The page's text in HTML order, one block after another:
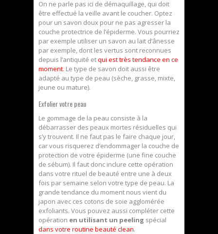
On ne parle pas ici de démaquillage, qui doit
être effectué la veille avant le coucher. Optez
pour un savon doux pour ne pas agresser la
couche protectrice de l’épiderme. Vous pourriez
par exemple utiliser un savon au lait d’ânesse
par exemple, dont les vertus sont reconnues
depuis l’antiquité etqui est très tendance en ce
moment. Le type de savon doit aussi être
adapté au type de peau (sèche, grasse, mixte,
jeune ou mature).
Exfolier votre peau
Le gommage de la peau consiste à la
débarrasser des peaux mortes résiduelles qui
s’y trouvent. Il ne faut pas le faire chaque jour,
car vous risquerez d’endommager la couche de
protection de votre épiderme (une fine couche
de sébum). Il faut donc inclure cette opération
dans votre rituel de beauté entre une à deux
fois par semaine selon votre type de peau. La
grande tendance du moment nous vient du
japon avec ces cotons de soie agglomérée
exfoliants. Vous pouvez aussi compléter cette
opération en utilisant un peeling spécial
dans votre routine beauté clean.